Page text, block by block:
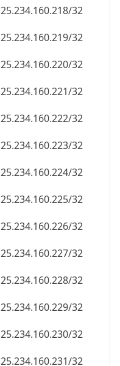
25.234.160.218/32
25.234.160.219/32
25.234.160.220/32
25.234.160.221/32
25.234.160.222/32
25.234.160.223/32
25.234.160.224/32
25.234.160.225/32
25.234.160.226/32
25.234.160.227/32
25.234.160.228/32
25.234.160.229/32
25.234.160.230/32
25.234.160.231/32